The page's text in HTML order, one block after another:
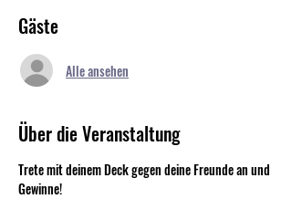
Gäste
Alle ansehen
Über die Veranstaltung
Trete mit deinem Deck gegen deine Freunde an und
Gewinne!